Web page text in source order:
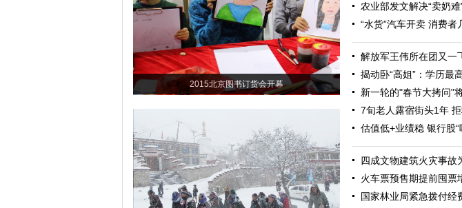
2015北京图书订货会开幕
农业部发文解决“卖奶
“水货”汽车开卖 消费者
解放军王伟所在团又一
揭动卧“高姐”：学历最
新一轮的"春节大拷问"
7旬老人露宿街头1年
估值低+业绩稳 银行股“
四成文物建筑火灾事故
火车票预售期提前囤票
国家林业局紧急拨付经